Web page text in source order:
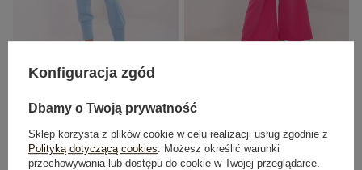
typu bryczesy
79,99 zł
Najniższa cena z 30 dni:89,99 zł
99,99 zł
Konfiguracja zgód
Dbamy o Twoją prywatność
Sklep korzysta z plików cookie w celu realizacji usług zgodnie z
Polityką dotyczącą cookies . Możesz określić warunki
przechowywania lub dostępu do cookie w Twojej przeglądarce.